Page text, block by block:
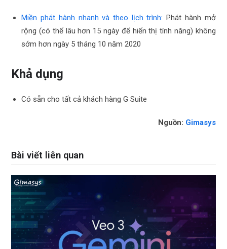
Miền phát hành nhanh và theo lịch trình: Phát hành mở
rộng (có thể lâu hơn 15 ngày để hiển thị tính năng) không
sớm hơn ngày 5 tháng 10 năm 2020
Khả dụng
Có sẵn cho tất cả khách hàng G Suite
Nguồn: Gimasys
Bài viết liên quan